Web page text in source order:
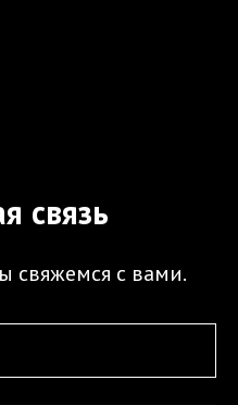
связь
свяжемся с вами.